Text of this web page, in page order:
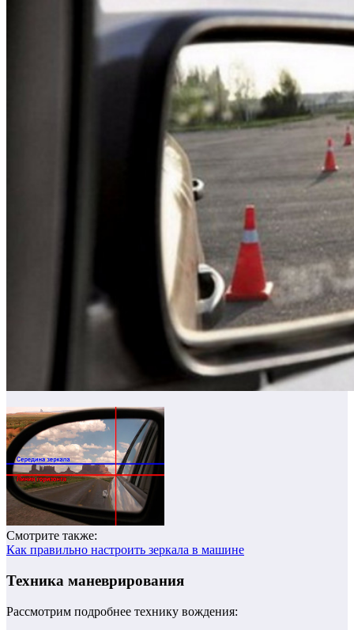
Смотрите также:
Как правильно настроить зеркала в машине
Техника маневрирования
Рассмотрим подробнее технику вождения: